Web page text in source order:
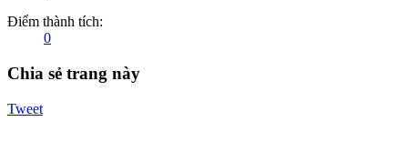
Điểm thành tích:
0
Chia sẻ trang này
Tweet